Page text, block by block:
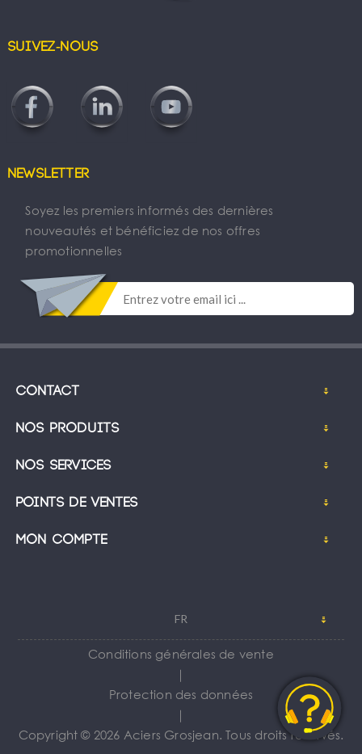
Suivez-nous
Newsletter
Soyez les premiers informés des dernières
nouveautés et bénéficiez de nos offres
promotionnelles
Contact
Nos produits
Nos services
Points de ventes
Mon compte
FR
Conditions générales de vente
｜
Protection des données
｜
Copyright © 2026 Aciers Grosjean. Tous droits réservés.